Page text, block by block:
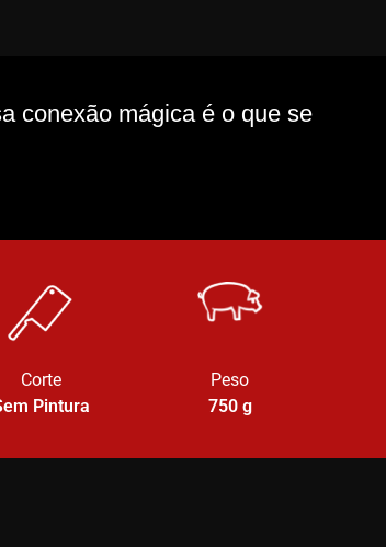
conexão mágica é o que se
Corte
Pintura
Peso
750g